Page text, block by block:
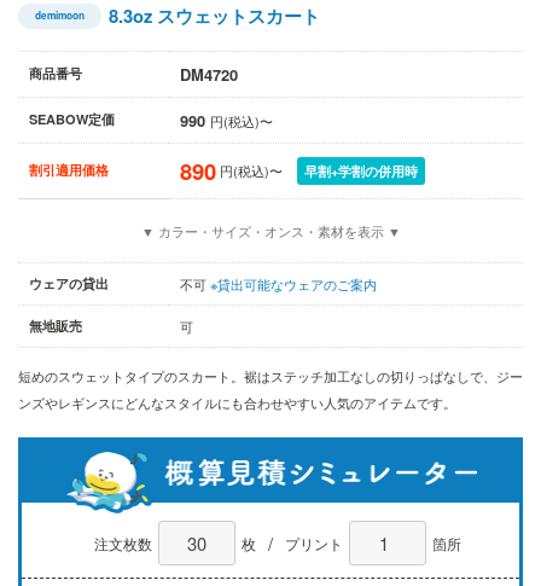
demimoon 8.3oz スウェットスカート
商品番号 DM4720
SEABOW定価 990 円(税込)〜
割引適用価格 890 円(税込)〜 早割+学割の併用時
▼ カラー・サイズ・オンス・素材を表示 ▼
ウェアの貸出 不可※貸出可能なウェアのご案内
無地販売 可
短めのスウェットタイプのスカート。裾はステッチ加工なしの切りっぱなしで、ジー
ンズやレギンスにどんなスタイルにも合わせやすい人気のアイテムです。
注文枚数 枚 / プリント 箇所